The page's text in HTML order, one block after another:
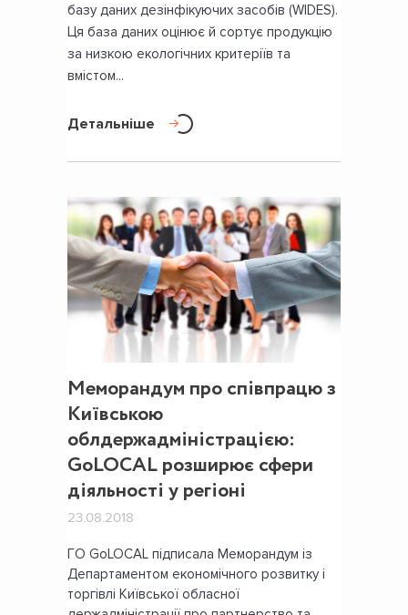
базу даних дезінфікуючих засобів (WIDES).
Ця база даних оцінює й сортує продукцію
за низкою екологічних критеріїв та
вмістом...
Детальніше
Меморандум про співпрацю з
Київською
облдержадміністрацією:
GoLOCAL розширює сфери
діяльності у регіоні
23.08.2018
ГО GoLOCAL підписала Меморандум із
Департаментом економічного розвитку і
торгівлі Київської обласної